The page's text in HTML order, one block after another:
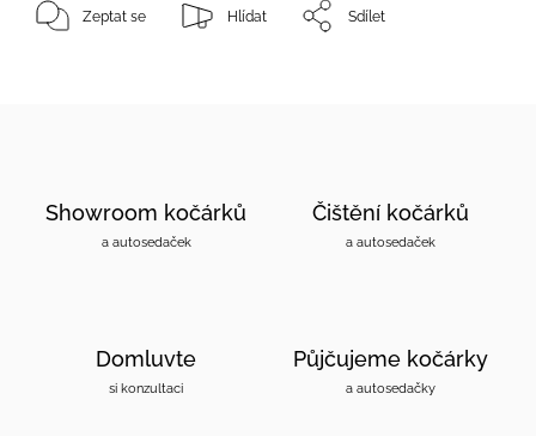
Zeptat se Hlídat Sdílet
Showroom kočárků
a autosedaček
Čištění kočárků
a autosedaček
Domluvte
si konzultaci
Půjčujeme kočárky
a autosedačky